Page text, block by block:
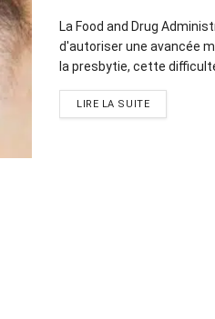
La Food and Drug
d'autoriser une avancée
la presbytie, cette difficulté
LIRE LA SUITE